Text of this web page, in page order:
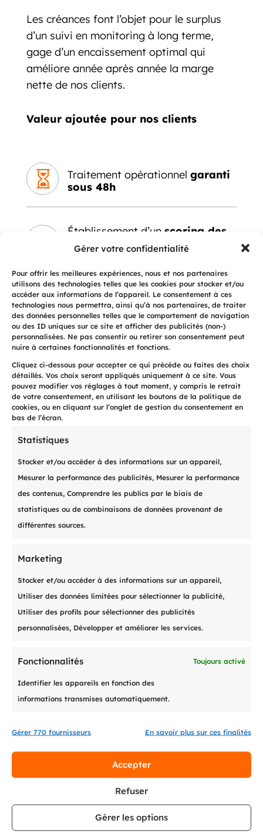
Gérer votre confidentialité
Pour offrir les meilleures expériences, nous et nos partenaires
utilisons des technologies telles que les cookies pour stocker et/ou
accéder aux informations de l’appareil. Le consentement à ces
technologies nous permettra, ainsi qu’à nos partenaires, de traiter
des données personnelles telles que le comportement de navigation
ou des ID uniques sur ce site et afficher des publicités (non-)
personnalisées. Ne pas consentir ou retirer son consentement peut
nuire à certaines fonctionnalités et fonctions.
Cliquez ci-dessous pour accepter ce qui précède ou faites des choix
détaillés. Vos choix seront appliqués uniquement à ce site. Vous
pouvez modifier vos réglages à tout moment, y compris le retrait
de votre consentement, en utilisant les boutons de la politique de
cookies, ou en cliquant sur l’onglet de gestion du consentement en
bas de l’écran.
Statistiques
Stocker et/ou accéder à des informations sur un appareil,
Mesurer la performance des publicités, Mesurer la performance
des contenus, Comprendre les publics par le biais de
statistiques ou de combinaisons de données provenant de
différentes sources.
Marketing
Stocker et/ou accéder à des informations sur un appareil,
Utiliser des données limitées pour sélectionner la publicité,
Utiliser des profils pour sélectionner des publicités
personnalisées, Développer et améliorer les services.
Fonctionnalités Toujours activé
Identifier les appareils en fonction des
informations transmises automatiquement.
Gérer 770 fournisseurs En savoir plus sur ces finalités
Accepter
Refuser
Gérer les options
Les créances font l’objet pour le surplus
d’un suivi en monitoring à long terme,
gage d’un encaissement optimal qui
améliore année après année la marge
nette de nos clients.
Valeur ajoutée pour nos clients
 Traitement opérationnel garanti
sous 48h
Établissement d’un scoring des
créances
dès réception
 Processusamiable intensif
multi-canal

et dédiésà chaque client

Extranet gratuit pour chaque
client avec accèsen ligne
24/24h et 7/7j


Accès pour vos débiteurs
temps
à leur espace client

paiement personnalisés
souples
